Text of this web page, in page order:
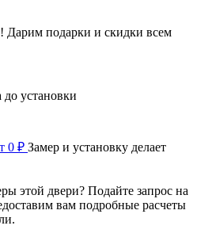
Дарим подарки и скидки всем
до установки
0 ₽ Замер и установку делает
этой двери? Подайте запрос на
вам подробные расчеты